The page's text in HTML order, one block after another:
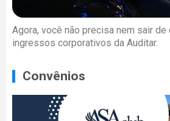
Agora, você não precisa nem sair de
ingressos corporativos da Auditar.
Convênios